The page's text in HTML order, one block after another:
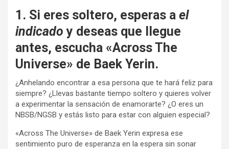
1. Si eres soltero, esperas a el
indicado y deseas que llegue
antes, escucha «Across The
Universe» de Baek Yerin.
¿Anhelando encontrar a esa persona que te hará feliz para
siempre? ¿Llevas bastante tiempo soltero y quieres volver
a experimentar la sensación de enamorarte? ¿O eres un
NBSB/NGSB y estás listo para estar con alguien especial?
«Across The Universe» de Baek Yerin expresa ese
sentimiento puro de esperanza en la espera sin sonar